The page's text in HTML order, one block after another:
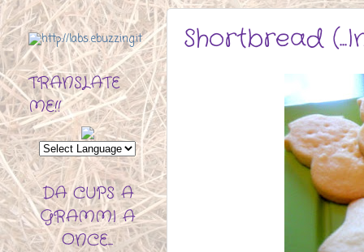
Shortbread
TRANSLATE
ME!!
DA CUPS A
GRAMMI A
ONCE...